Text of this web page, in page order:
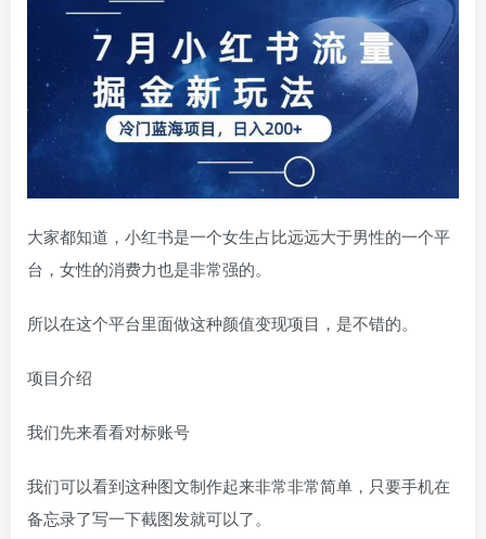
大家都知道，小红书是一个女生占比远远大于男性的一个平
台，女性的消费力也是非常强的。
所以在这个平台里面做这种颜值变现项目，是不错的。
项目介绍
我们先来看看对标账号
我们可以看到这种图文制作起来非常非常简单，只要手机在
备忘录了写一下截图发就可以了。